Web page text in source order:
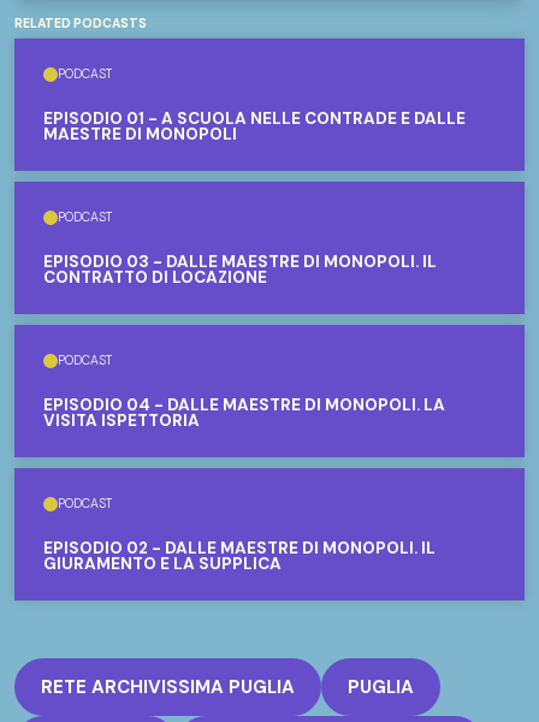
RELATED PODCASTS
PODCAST
EPISODIO 01 - A SCUOLA NELLE CONTRADE E DALLE
MAESTRE DI MONOPOLI
PODCAST
EPISODIO 03 - DALLE MAESTRE DI MONOPOLI. IL
CONTRATTO DI LOCAZIONE
PODCAST
EPISODIO 04 - DALLE MAESTRE DI MONOPOLI. LA
VISITA ISPETTORIA
PODCAST
EPISODIO 02 - DALLE MAESTRE DI MONOPOLI. IL
GIURAMENTO E LA SUPPLICA
RETE ARCHIVISSIMA PUGLIA PUGLIA